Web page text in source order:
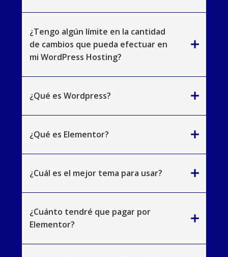
¿Tengo algún límite en la cantidad
de cambios que pueda efectuar en
mi WordPress Hosting?
add
¿Qué es Wordpress? add
¿Qué es Elementor? add
¿Cuál es el mejor tema para usar? add
¿Cuánto tendré que pagar por
Elementor?
add